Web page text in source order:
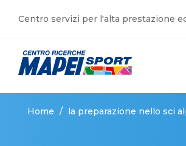
Centro servizi per l'alta prestazione
Home / la preparazione nello sci